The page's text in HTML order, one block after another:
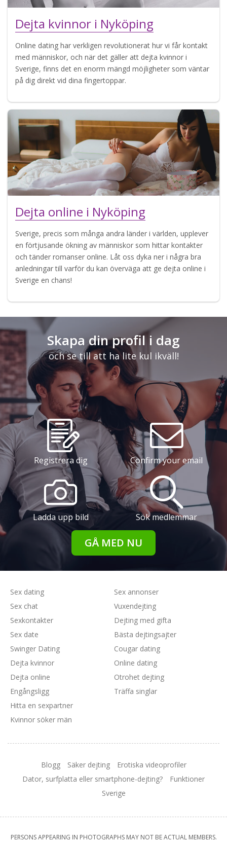
Dejta kvinnor i Nyköping
Online dating har verkligen revolutionerat hur vi får kontakt
med människor, och när det gäller att dejta kvinnor i
Sverige, finns det en enorm mängd möjligheter som väntar
på dig direkt vid dina fingertoppar.
Dejta online i Nyköping
Sverige, precis som många andra länder i världen, upplever
en förtjusande ökning av människor som hittar kontakter
och tänder romanser online. Låt oss dyka ner i några bra
anledningar till varför du kan överväga att ge dejta online i
Sverige en chans!
Skapa din profil i dag
och se till att ha lite kul ikväll!
Registrera dig Confirm your email
Ladda upp bild Sök medlemmar
GÅ MED NU
Sex dating
Sex chat
Sexkontakter
Sex date
Swinger Dating
Sex annonser
Vuxendejting
Dejting med gifta
Bästa dejtingsajter
Cougar dating
Dejta kvinnor
Dejta online
Engångsligg
Hitta en sexpartner
Kvinnor söker män
Online dating
Otrohet dejting
Träffa singlar
Blogg Säker dejting
Erotiska videoprofiler
Dator, surfplatta eller smartphone-dejting?
Funktioner
Sverige
PERSONS APPEARING IN PHOTOGRAPHS MAY NOT BE ACTUAL MEMBERS.